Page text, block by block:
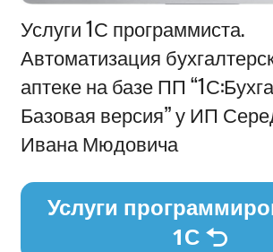
Информация
Услуги 1С программиста.
Автоматизация
аптеке на базе ПП
Базовая версия” у ИП
Ивана Мюдовича
Услуги
1С